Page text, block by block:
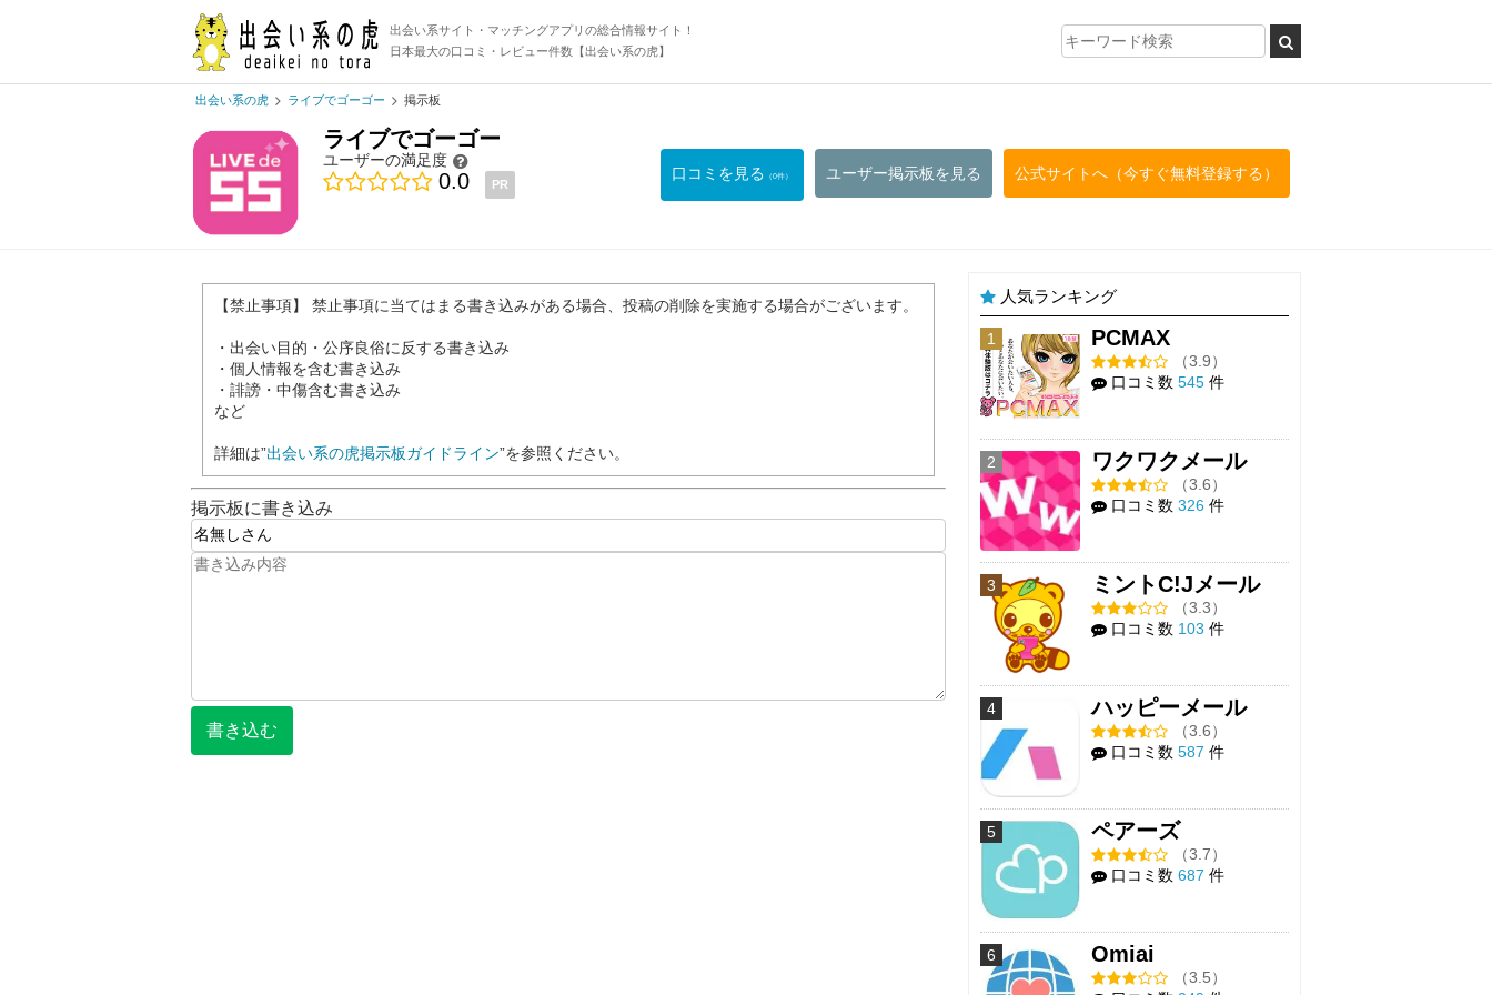
出会い系サイト・マッチングアプリの総合情報サイト！
日本最大の口コミ・レビュー件数【出会い系の虎】
出会い系の虎 ライブでゴーゴー 掲示板
ライブでゴーゴー
ユーザーの満足度
0.0 PR
口コミを見る （0件） ユーザー掲示板を見る 公式サイトへ（今すぐ無料登録する）
【禁止事項】 禁止事項に当てはまる書き込みがある場合、投稿の削除を実施する場合がございます。
・出会い目的・公序良俗に反する書き込み
・個人情報を含む書き込み
・誹謗・中傷含む書き込み
など
詳細は”出会い系の虎掲示板ガイドライン”を参照ください。
掲示板に書き込み
人気ランキング
1 PCMAX
（3.9）
口コミ数 545 件
2 ワクワクメール
（3.6）
口コミ数 326 件
3 ミントC!Jメール
（3.3）
口コミ数 103 件
4 ハッピーメール
（3.6）
口コミ数 587 件
5 ペアーズ
（3.7）
口コミ数 687 件
6 Omiai
（3.5）